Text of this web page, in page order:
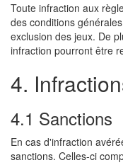
Toute infraction aux
des conditions
exclusion des jeux. De
infraction pourront être
4.
4.1 Sanctions
En cas d'infraction
sanctions. Celles-ci